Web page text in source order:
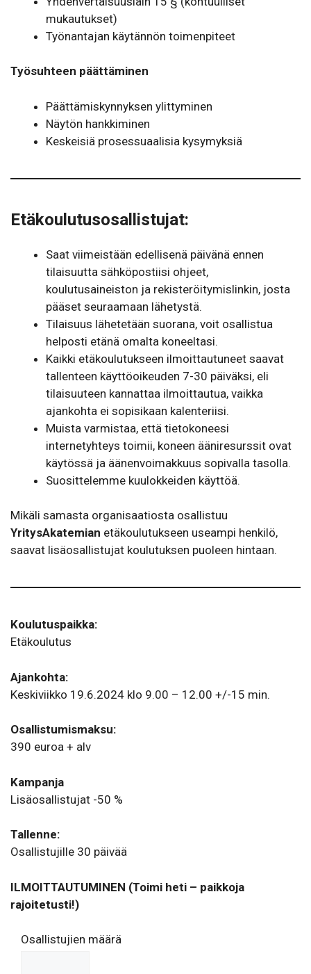
mukautukset)
Työnantajan käytännön toimenpiteet
Työsuhteen päättäminen
Päättämiskynnyksen ylittyminen
Näytön hankkiminen
Keskeisiä prosessuaalisia kysymyksiä
Etäkoulutusosallistujat:
Saat viimeistään edellisenä päivänä ennen
tilaisuutta sähköpostiisi ohjeet,
koulutusaineiston ja rekisteröitymislinkin, josta
pääset seuraamaan lähetystä.
Tilaisuus lähetetään suorana, voit osallistua
helposti etänä omalta koneeltasi.
Kaikki etäkoulutukseen ilmoittautuneet saavat
tallenteen käyttöoikeuden 7-30 päiväksi, eli
tilaisuuteen kannattaa ilmoittautua, vaikka
ajankohta ei sopisikaan kalenteriisi.
Muista varmistaa, että tietokoneesi
internetyhteys toimii, koneen ääniresurssit ovat
käytössä ja äänenvoimakkuus sopivalla tasolla.
Suosittelemme kuulokkeiden käyttöä.
Mikäli samasta organisaatiosta osallistuu
YritysAkatemian etäkoulutukseen useampi henkilö,
saavat lisäosallistujat koulutuksen puoleen hintaan.
Koulutuspaikka:
Etäkoulutus
Ajankohta:
Keskiviikko 19.6.2024 klo 9.00 – 12.00 +/-15 min.
Osallistumismaksu:
390 euroa + alv
Kampanja
Lisäosallistujat -50 %
Tallenne:
Osallistujille 30 päivää
ILMOITTAUTUMINEN (Toimi heti – paikkoja
rajoitetusti!)
Osallistujien määrä